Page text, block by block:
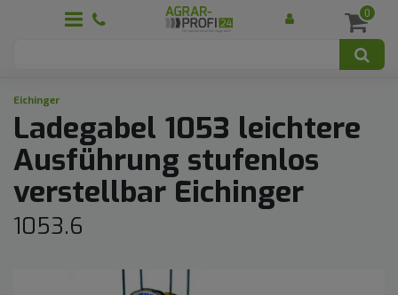
0
Eichinger
Ladegabel 1053 leichtere
Ausführung stufenlos
verstellbar Eichinger
1053.6